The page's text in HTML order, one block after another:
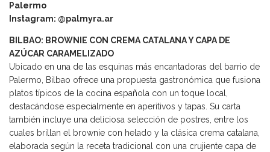
Palermo
Instagram: @palmyra.ar
BILBAO: BROWNIE CON CREMA CATALANA Y CAPA DE
AZÚCAR CARAMELIZADO
Ubicado en una de las esquinas más encantadoras del barrio de
Palermo, Bilbao ofrece una propuesta gastronómica que fusiona
platos típicos de la cocina española con un toque local,
destacándose especialmente en aperitivos y tapas. Su carta
también incluye una deliciosa selección de postres, entre los
cuales brillan el brownie con helado y la clásica crema catalana,
elaborada según la receta tradicional con una crujiente capa de